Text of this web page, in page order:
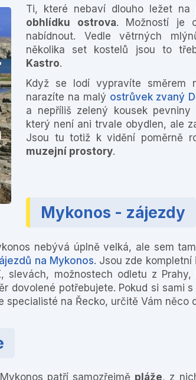
Ti, které nebaví dlouho ležet
obhlídku ostrova. Možností je
nabídnout. Vedle větrných
několika set kostelů jsou to
Kastro.
Když se lodí vypravíte směrem
narazíte na malý ostrůvek zvaný
a nepříliš zelený kousek
který není ani trvale obydlen, ale
Jsou tu totiž k vidění poměrně
muzejní prostory.
Mykonos - zájezdy
nebývá úplně velká, ale sem
na Mykonos. Jsou zde
slevách, možnostech odletu z
dovolené potřebujete. Pokud si sami
specialisté na Řecko, určitě Vám něco
patří samozřejmě pláže, z